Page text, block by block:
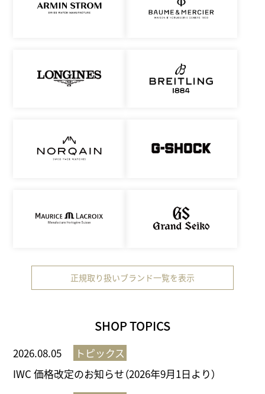
正規取り扱いブランド一覧を表示
SHOP TOPICS
2026.08.05
トピックス
IWC 価格改定のお知らせ（2026年9月1日より）